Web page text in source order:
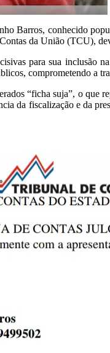
Barros, conhecido
da União (TCU),
para sua
comprometendo a
“ficha suja”, o que
da fiscalização e da